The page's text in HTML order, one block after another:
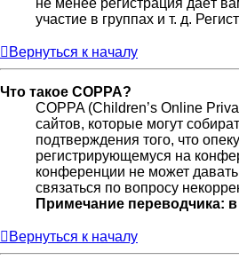
не менее регистрация даёт
участие в группах и т. д.
Вернуться к началу
Что такое COPPA?
COPPA (Children’s Online
сайтов, которые могут
подтверждения того, что
регистрирующемуся на
конференции не может
связаться по вопросу
Примечание переводчика:
Вернуться к началу